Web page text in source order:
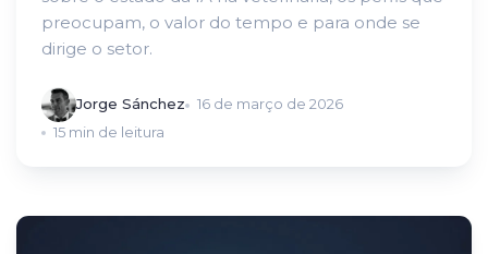
preocupam, o valor do tempo e para onde se
dirige o setor.
Jorge Sánchez
16 de março de 2026
15 min de leitura